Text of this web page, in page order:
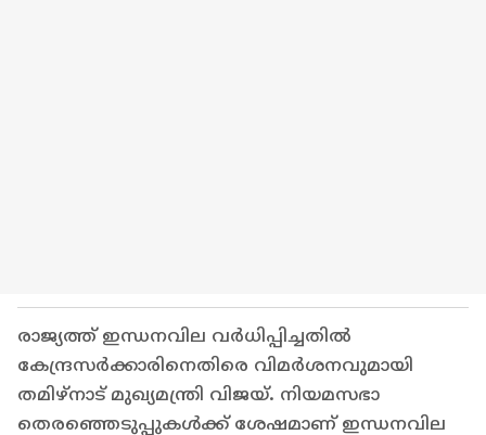
രാജ്യത്ത് ഇന്ധനവില വർധിപ്പിച്ചതിൽ
കേന്ദ്രസർക്കാരിനെതിരെ വിമർശനവുമായി
തമിഴ്നാട് മുഖ്യമന്ത്രി വിജയ്. നിയമസഭാ
തെരഞ്ഞെടുപ്പുകൾക്ക് ശേഷമാണ് ഇന്ധനവില